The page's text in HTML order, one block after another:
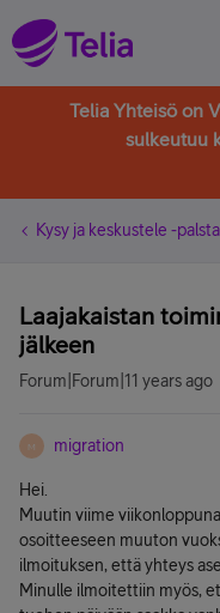
Telia Yhteisö on
sulkeutuu
Kysy ja keskustele -
Laajakaistan
jälkeen
Forum|Forum|11 years ago
M migration
Hei.
Muutin viime
osoitteeseen muuton
ilmoituksen, että yhteys
Minulle ilmoitettiin myös,